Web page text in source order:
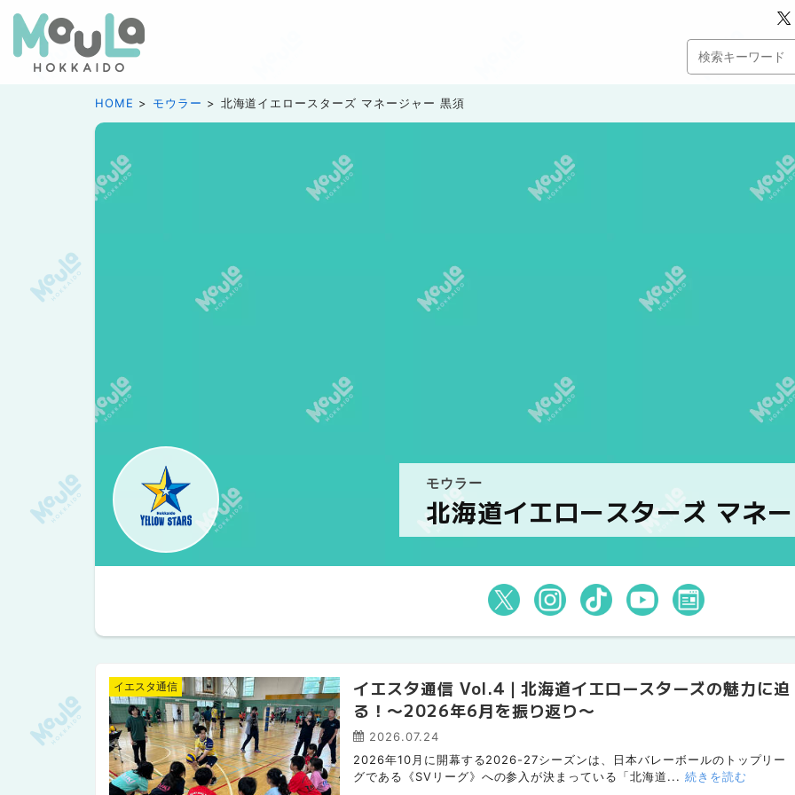
HOME モウラー 北海道イエロースターズ マネージャー 黒須
モウラー
北海道イエロースターズ マネ
イエスタ通信 Vol.4｜北海道イエロースターズの魅力に迫
る！〜2026年6月を振り返り〜
2026.07.24
2026年10月に開幕する2026-27シーズンは、日本バレーボールのトップリー
グである《SVリーグ》への参入が決まっている「北海道... 続きを読む
イエスタ通信